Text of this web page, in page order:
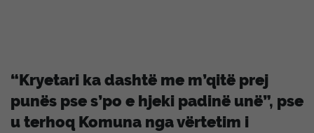
“Kryetari ka dashtë me m’qitë prej
punës pse s’po e hjeki padinë unë”, pse
u terhoq Komuna nga vërtetim i